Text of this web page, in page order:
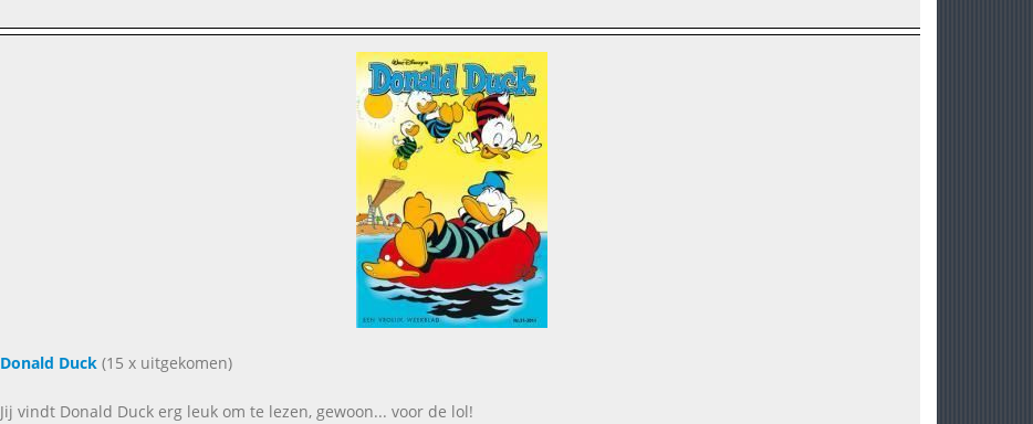
Donald Duck(15 x uitgekomen)
Jij vindt Donald Duck erg leuk om te lezen, gewoon... voor de lol!